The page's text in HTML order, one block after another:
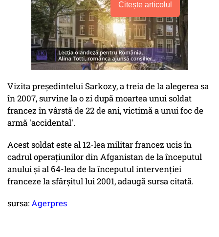
Citește articolul
Vizita preşedintelui Sarkozy, a treia de la alegerea sa
în 2007, survine la o zi după moartea unui soldat
francez în vârstă de 22 de ani, victimă a unui foc de
armă 'accidental'.
Acest soldat este al 12-lea militar francez ucis în
cadrul operaţiunilor din Afganistan de la începutul
anului şi al 64-lea de la începutul intervenţiei
franceze la sfârşitul lui 2001, adaugă sursa citată.
sursa:Agerpres